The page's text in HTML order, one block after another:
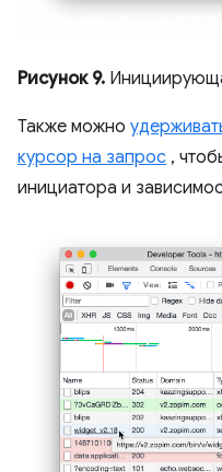
Рисунок 9.
Также можно
курсор на запрос ,
инициатора и